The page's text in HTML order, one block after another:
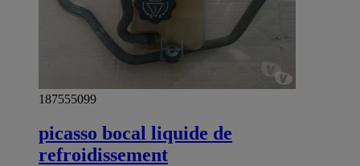
187555099
picasso bocal liquide de
refroidissement